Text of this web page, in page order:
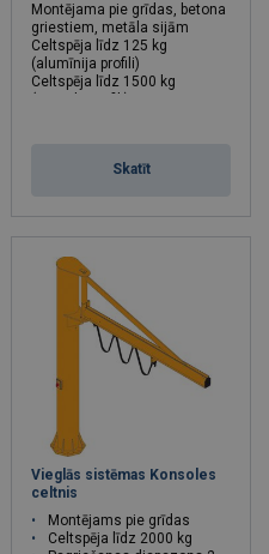
Montējama pie grīdas, betona
griestiem, metāla sijām
Celtspēja līdz 125 kg
(alumīnija profili)
Celtspēja līdz 1500 kg
Skatīt
Vieglās sistēmas Konsoles
celtnis
Montējams pie grīdas
Celtspēja līdz 2000 kg